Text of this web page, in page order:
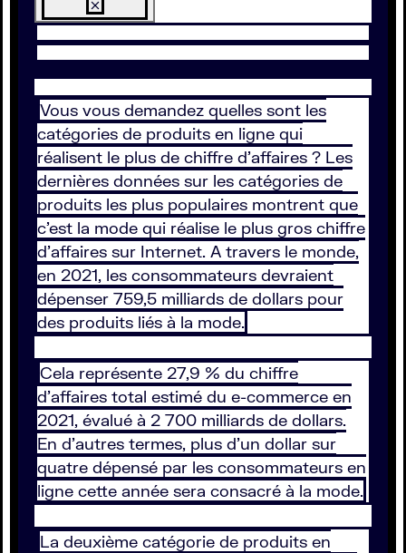
Vous vous demandez quelles sont les
catégories de produits en ligne qui
réalisent le plus de chiffre d’affaires ? Les
dernières données sur les catégories de
produits les plus populaires montrent que
c’est la mode qui réalise le plus gros chiffre
d’affaires sur Internet. A travers le monde,
en 2021, les consommateurs devraient
dépenser 759,5 milliards de dollars pour
des produits liés à la mode.
Cela représente 27,9 % du chiffre
d’affaires total estimé du e-commerce en
2021, évalué à 2 700 milliards de dollars.
En d'autres termes, plus d'un dollar sur
quatre dépensé par les consommateurs en
ligne cette année sera consacré à la mode.
La deuxième catégorie de produits en